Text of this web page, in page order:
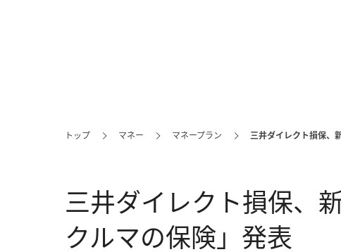
トップ マネー マネープラン 三井ダイレクト損保、
三井ダイレクト損保、
クルマの保険」発表